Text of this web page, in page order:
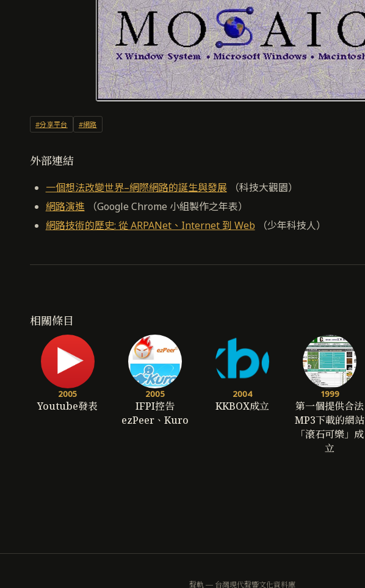
#分享平台 #網路
外部連結
一個想法改變世界–網際網路的誕生與發展（科技大觀園）
網路演進 （Google Chrome 小組製作之年表）
網路技術的歷史: 從 ARPANet、Internet 到 Web （少年科技人）
相關條目
2005
Youtube發表
2005
IFPI控告
ezPeer、Kuro
2004
KKBOX成立
1999
第一個提供合法
MP3下載的網站
「滾石可樂」成
立
聲軌 — 台灣現代聲響文化資料庫